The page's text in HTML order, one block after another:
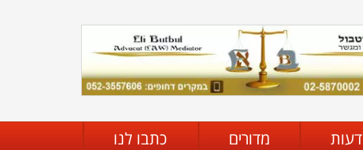
דעות מדורים כתבו לנו